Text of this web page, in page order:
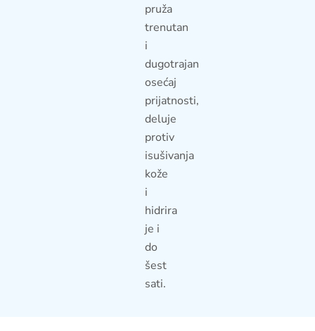
pruža
trenutan
i
dugotrajan
osećaj
prijatnosti,
deluje
protiv
isušivanja
kože
i
hidrira
je i
do
šest
sati.